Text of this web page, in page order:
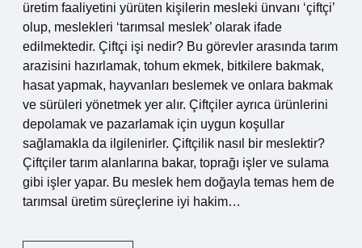
üretim faaliyetini yürüten kişilerin mesleki ünvanı ‘çiftçi’
olup, meslekleri ‘tarımsal meslek’ olarak ifade
edilmektedir. Çiftçi işi nedir? Bu görevler arasında tarım
arazisini hazırlamak, tohum ekmek, bitkilere bakmak,
hasat yapmak, hayvanları beslemek ve onlara bakmak
ve sürüleri yönetmek yer alır. Çiftçiler ayrıca ürünlerini
depolamak ve pazarlamak için uygun koşullar
sağlamakla da ilgilenirler. Çiftçilik nasıl bir meslektir?
Çiftçiler tarım alanlarına bakar, toprağı işler ve sulama
gibi işler yapar. Bu meslek hem doğayla temas hem de
tarımsal üretim süreçlerine iyi hakim…